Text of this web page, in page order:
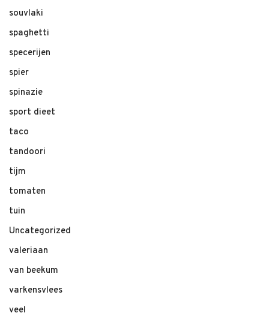
souvlaki
spaghetti
specerijen
spier
spinazie
sport dieet
taco
tandoori
tijm
tomaten
tuin
Uncategorized
valeriaan
van beekum
varkensvlees
veel